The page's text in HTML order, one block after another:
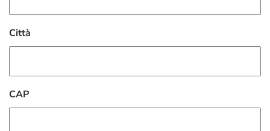
Città
CAP